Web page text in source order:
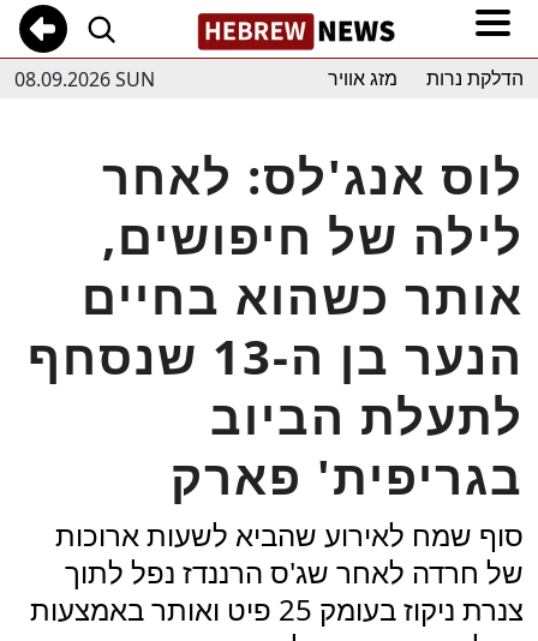
08.09.2026 SUN הדלקת נרות מזג אוויר
לוס אנג'לס: לאחר
לילה של חיפושים,
אותר כשהוא בחיים
הנער בן ה-13 שנסחף
לתעלת הביוב
בגריפית' פארק
סוף שמח לאירוע שהביא לשעות ארוכות
של חרדה לאחר שג'ס הרננדז נפל לתוך
צנרת ניקוז בעומק 25 פיט ואותר באמצעות